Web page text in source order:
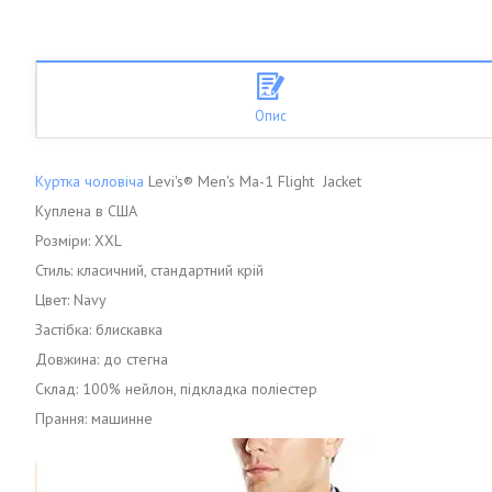
Опис
Куртка чоловіча Levi's® Men's Ma-1 Flight Jacket
Куплена в США
Розміри: XXL
Стиль: класичний, стандартний крій
Цвет: Navy
Застібка: блискавка
Довжина: до стегна
Склад: 100% нейлон, підкладка поліестер
Прання: машинне